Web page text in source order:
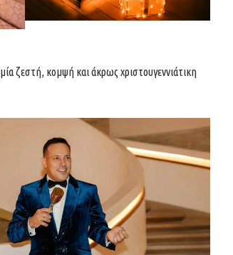
ζεστή, κομψή και άκρως χριστουγεννιάτικη